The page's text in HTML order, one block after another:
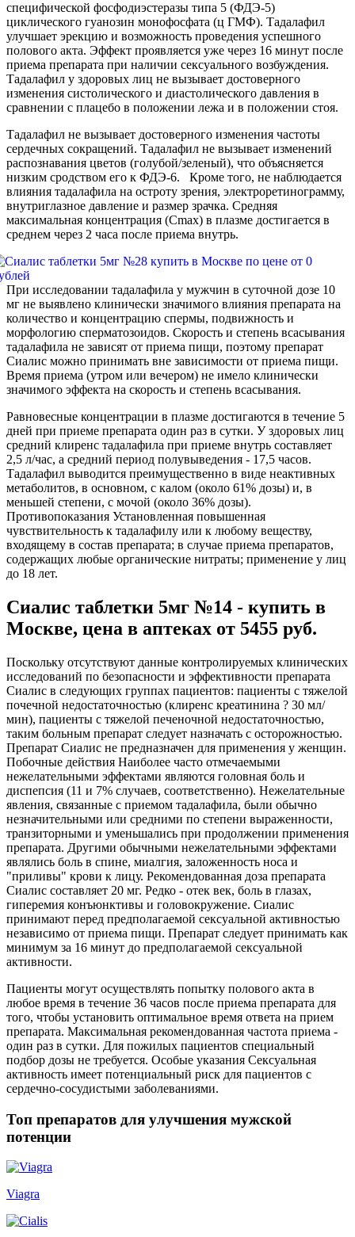
специфической фосфодиэстеразы типа 5 (ФДЭ-5)
циклического гуанозин монофосфата (ц ГМФ). Тадалафил
улучшает эрекцию и возможность проведения успешного
полового акта. Эффект проявляется уже через 16 минут после
приема препарата при наличии сексуального возбуждения.
Тадалафил у здоровых лиц не вызывает достоверного
изменения систолического и диастолического давления в
сравнении с плацебо в положении лежа и в положении стоя.
Тадалафил не вызывает достоверного изменения частоты
сердечных сокращений. Тадалафил не вызывает изменений
распознавания цветов (голубой/зеленый), что объясняется
низким сродством его к ФДЭ-6. Кроме того, не наблюдается
влияния тадалафила на остроту зрения, электроретинограмму,
внутриглазное давление и размер зрачка. Средняя
максимальная концентрация (Сmax) в плазме достигается в
среднем через 2 часа после приема внутрь.
При исследовании тадалафила у мужчин в суточной дозе 10
мг не выявлено клинически значимого влияния препарата на
количество и концентрацию спермы, подвижность и
морфологию сперматозоидов. Скорость и степень всасывания
тадалафила не зависят от приема пищи, поэтому препарат
Сиалис можно принимать вне зависимости от приема пищи.
Время приема (утром или вечером) не имело клинически
значимого эффекта на скорость и степень всасывания.
Равновесные концентрации в плазме достигаются в течение 5
дней при приеме препарата один раз в сутки. У здоровых лиц
средний клиренс тадалафила при приеме внутрь составляет
2,5 л/час, а средний период полувыведения - 17,5 часов.
Тадалафил выводится преимущественно в виде неактивных
метаболитов, в основном, с калом (около 61% дозы) и, в
меньшей степени, с мочой (около 36% дозы).
Противопоказания Установленная повышенная
чувствительность к тадалафилу или к любому веществу,
входящему в состав препарата; в случае приема препаратов,
содержащих любые органические нитраты; применение у лиц
до 18 лет.
Сиалис таблетки 5мг №14 - купить в
Москве, цена в аптеках от 5455 руб.
Поскольку отсутствуют данные контролируемых клинических
исследований по безопасности и эффективности препарата
Сиалис в следующих группах пациентов: пациенты с тяжелой
почечной недостаточностью (клиренс креатинина ? 30 мл/
мин), пациенты с тяжелой печеночной недостаточностью,
таким больным препарат следует назначать с осторожностью.
Препарат Сиалис не предназначен для применения у женщин.
Побочные действия Наиболее часто отмечаемыми
нежелательными эффектами являются головная боль и
диспепсия (11 и 7% случаев, соответственно). Нежелательные
явления, связанные с приемом тадалафила, были обычно
незначительными или средними по степени выраженности,
транзиторными и уменьшались при продолжении применения
препарата. Другими обычными нежелательными эффектами
являлись боль в спине, миалгия, заложенность носа и
"приливы" крови к лицу. Рекомендованная доза препарата
Сиалис составляет 20 мг. Редко - отек век, боль в глазах,
гиперемия конъюнктивы и головокружение. Сиалис
принимают перед предполагаемой сексуальной активностью
независимо от приема пищи. Препарат следует принимать как
минимум за 16 минут до предполагаемой сексуальной
активности.
Пациенты могут осуществлять попытку полового акта в
любое время в течение 36 часов после приема препарата для
того, чтобы установить оптимальное время ответа на прием
препарата. Максимальная рекомендованная частота приема -
один раз в сутки. Для пожилых пациентов специальный
подбор дозы не требуется. Особые указания Сексуальная
активность имеет потенциальный риск для пациентов с
сердечно-сосудистыми заболеваниями.
Топ препаратов для улучшения мужской
потенции
Viagra